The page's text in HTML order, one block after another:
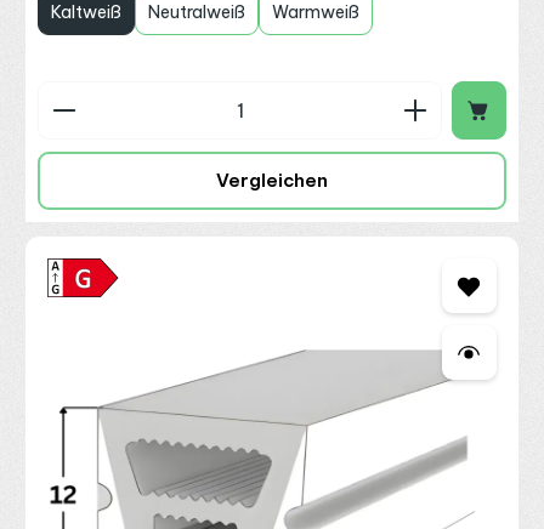
Kaltweiß Neutralweiß Warmweiß
Produkt Anzahl: Gib den gewünschten Wert
Vergleichen